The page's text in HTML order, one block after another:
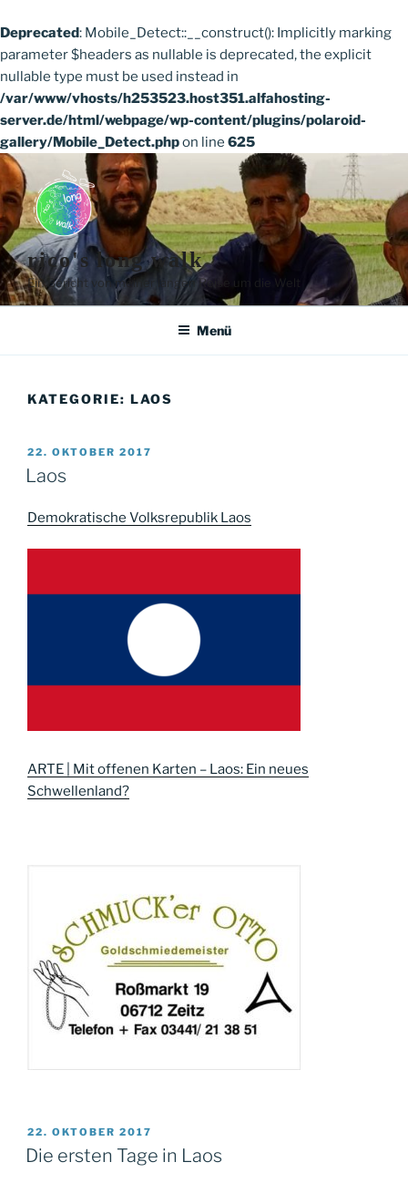
Deprecated: Mobile_Detect::__construct(): Implicitly marking
parameter $headers as nullable is deprecated, the explicit
nullable type must be used instead in
/var/www/vhosts/h253523.host351.alfahosting-
server.de/html/webpage/wp-content/plugins/polaroid-
gallery/Mobile_Detect.phpon line 625
Zum
Inhalt
springen
rico's long walk
Ein Bericht von meiner langen Reise um die Welt
Menü
KATEGORIE: LAOS
VERÖFFENTLICHT
AM
22. OKTOBER 2017
Laos
Demokratische Volksrepublik Laos
ARTE | Mit offenen Karten – Laos: Ein neues
Schwellenland?
VERÖFFENTLICHT
AM
22. OKTOBER 2017
Die ersten Tage in Laos